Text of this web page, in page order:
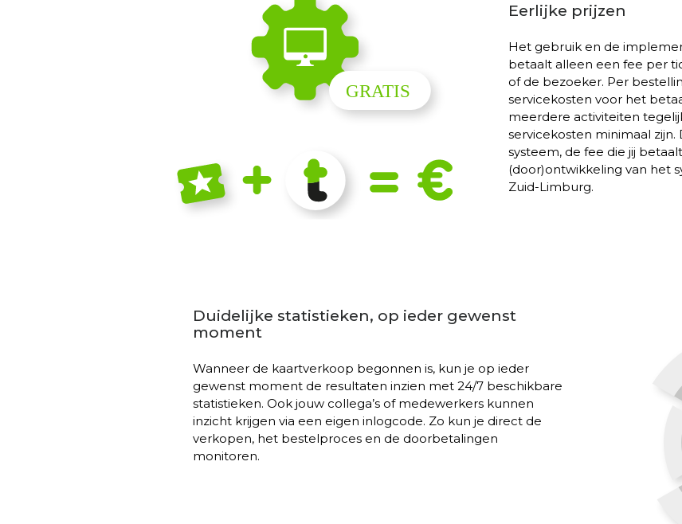
Eerlijke prijzen
Het gebruik en de
betaalt alleen een fee per
of de bezoeker. Per
servicekosten voor het
meerdere activiteiten
servicekosten minimaal
systeem, de fee die jij
(door)ontwikkeling van het
Zuid-Limburg.
Duidelijke statistieken, op ieder gewenst
moment
Wanneer de kaartverkoop begonnen is, kun je op ieder
gewenst moment de resultaten inzien met 24/7 beschikbare
statistieken. Ook jouw collega’s of medewerkers kunnen
inzicht krijgen via een eigen inlogcode. Zo kun je direct de
verkopen, het bestelproces en de doorbetalingen
monitoren.